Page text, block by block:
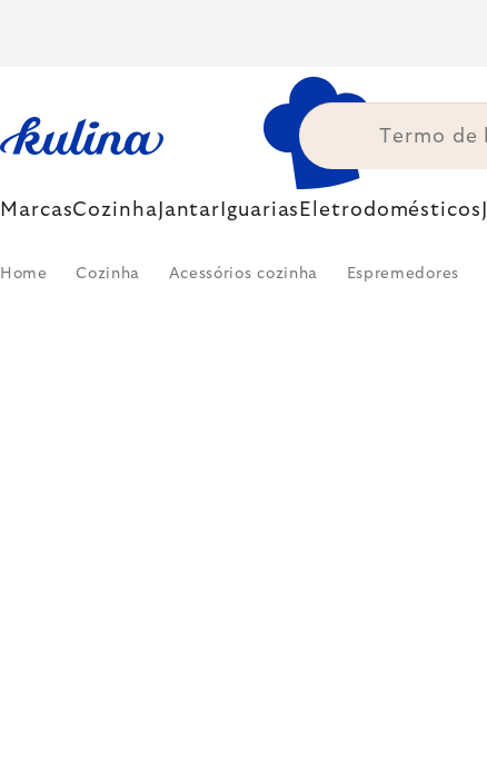
MarcasCozinha Jantar Iguarias Eletrodomésticos
Home Cozinha Acessórios cozinha Espremedores